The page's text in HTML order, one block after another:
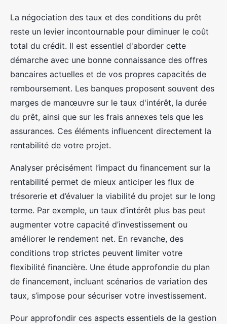
La négociation des taux et des conditions du prêt
reste un levier incontournable pour diminuer le coût
total du crédit. Il est essentiel d'aborder cette
démarche avec une bonne connaissance des offres
bancaires actuelles et de vos propres capacités de
remboursement. Les banques proposent souvent des
marges de manœuvre sur le taux d'intérêt, la durée
du prêt, ainsi que sur les frais annexes tels que les
assurances. Ces éléments influencent directement la
rentabilité de votre projet.
Analyser précisément l’impact du financement sur la
rentabilité permet de mieux anticiper les flux de
trésorerie et d’évaluer la viabilité du projet sur le long
terme. Par exemple, un taux d’intérêt plus bas peut
augmenter votre capacité d’investissement ou
améliorer le rendement net. En revanche, des
conditions trop strictes peuvent limiter votre
flexibilité financière. Une étude approfondie du plan
de financement, incluant scénarios de variation des
taux, s’impose pour sécuriser votre investissement.
Pour approfondir ces aspects essentiels de la gestion